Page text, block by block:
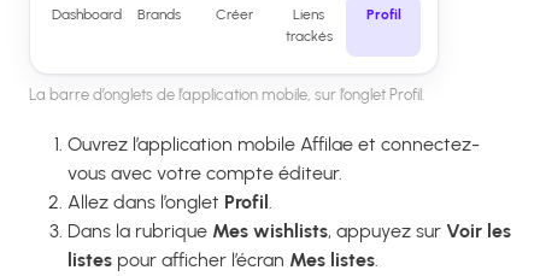
Dashboard Brands Créer
Liens
trackés
Profil
La barre d’onglets de l’application mobile, sur l’onglet Profil.
Ouvrez l’application mobile Affilae et connectez-
vous avec votre compte éditeur.
Allez dans l’onglet Profil .
Dans la rubrique Mes wishlists, appuyez sur Voir les
listes pour afficher l’écran Mes listes.